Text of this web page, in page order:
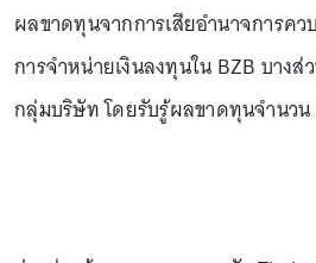
ผลขาดทุนจากการเสียอำนาจการค
การจำหน่ายเงินลงทุนใน BZB บาง
กลุ่มบริษัท โดยรับรู้ผลขาดทุนจำนวน